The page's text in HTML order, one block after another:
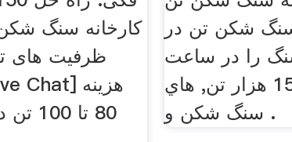
کارخانه سنگ
80
شکن تن در
تن سنگ را در ساعت
), براي توليد 150 هزار تن, هاي
سنگ شکن و .